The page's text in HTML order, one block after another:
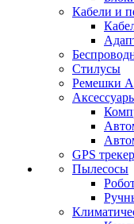
Кабели и
Стилусы
Ремешки
GPS
Пылесосы